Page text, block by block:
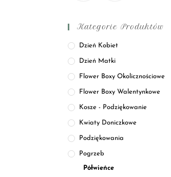
Kategorie Produktów
Dzień Kobiet
Dzień Matki
Flower Boxy Okolicznościowe
Flower Boxy Walentynkowe
Kosze - Podziękowanie
Kwiaty Doniczkowe
Podziękowania
Pogrzeb
Półwieńce